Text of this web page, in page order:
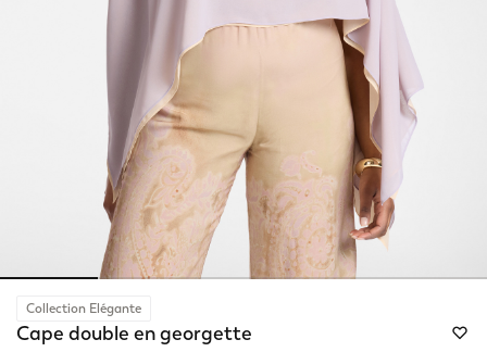
Collection Elégante
Cape double en georgette